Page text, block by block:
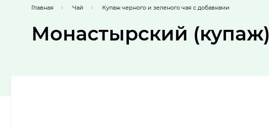
Главная Чай Купаж черного и зеленого чая с добавками
Монастырский (купаж)